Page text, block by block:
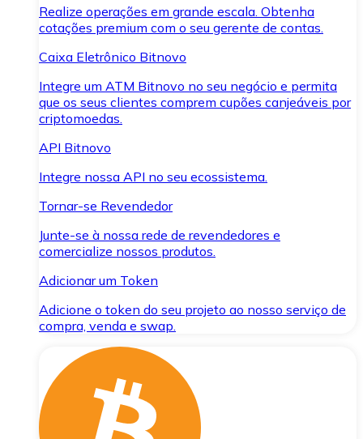
Realize operações em grande escala. Obtenha
cotações premium com o seu gerente de contas.
Caixa Eletrônico Bitnovo
Integre um ATM Bitnovo no seu negócio e permita
que os seus clientes comprem cupões canjeáveis por
criptomoedas.
API Bitnovo
Integre nossa API no seu ecossistema.
Tornar-se Revendedor
Junte-se à nossa rede de revendedores e
comercialize nossos produtos.
Adicionar um Token
Adicione o token do seu projeto ao nosso serviço de
compra, venda e swap.